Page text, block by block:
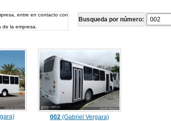
entre en contacto con
la empresa.
Busqueda por número:
002(Gabriel Vergara)